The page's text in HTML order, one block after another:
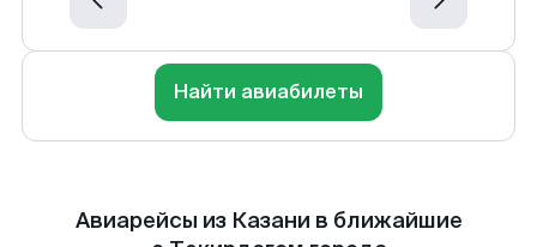
Найти авиабилеты
Авиарейсы из Казани в ближайшие